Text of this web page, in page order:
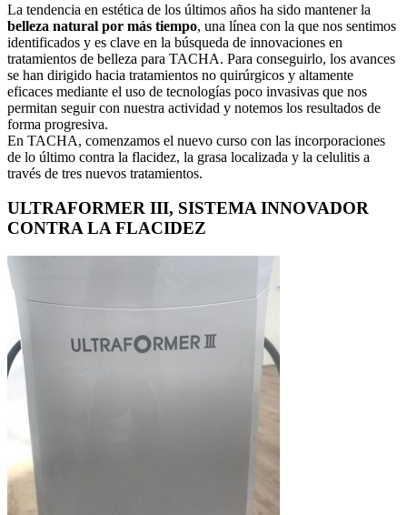
La tendencia en estética de los últimos años ha sido mantener la
belleza natural por más tiempo, una línea con la que nos sentimos
identificados y es clave en la búsqueda de innovaciones en
tratamientos de belleza para TACHA. Para conseguirlo, los avances
se han dirigido hacia tratamientos no quirúrgicos y altamente
eficaces mediante el uso de tecnologías poco invasivas que nos
permitan seguir con nuestra actividad y notemos los resultados de
forma progresiva.
En TACHA, comenzamos el nuevo curso con las incorporaciones
de lo último contra la flacidez, la grasa localizada y la celulitis a
través de tres nuevos tratamientos.
ULTRAFORMER III, SISTEMA INNOVADOR
CONTRA LA FLACIDEZ